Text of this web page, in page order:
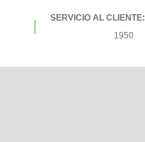
SERVICIO AL CLIENTE:
1950